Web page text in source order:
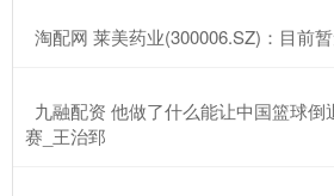
淘配网 莱美药业(300006.SZ)：目前
九融配资 他做了什么能让中国篮球倒
赛_王治郅